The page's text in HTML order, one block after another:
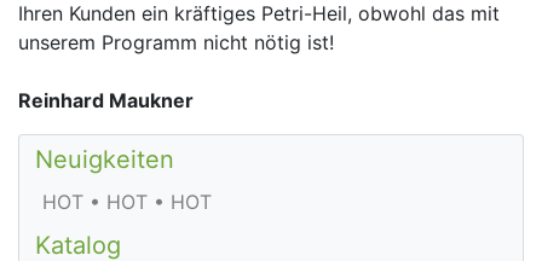
Ihren Kunden ein kräftiges Petri-Heil, obwohl das mit
unserem Programm nicht nötig ist!
Reinhard Maukner
Neuigkeiten
HOT • HOT • HOT
Katalog